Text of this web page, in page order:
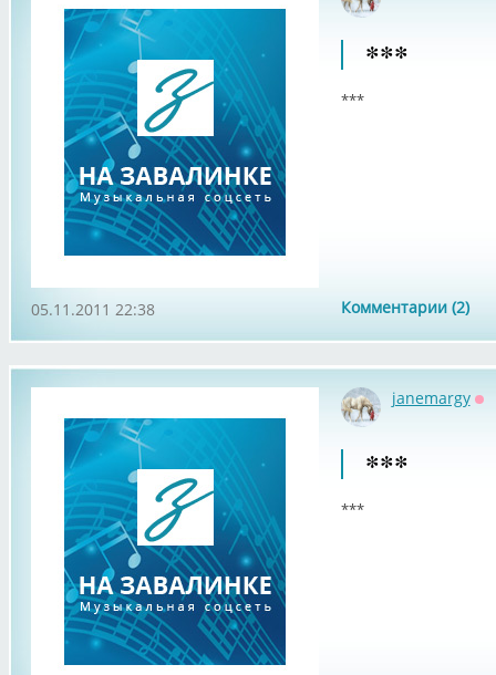
***
***
Комментарии (2)
05.11.2011 22:38
janemargy
***
***